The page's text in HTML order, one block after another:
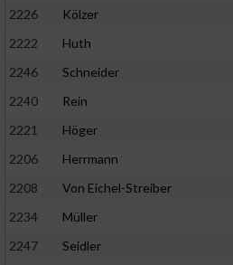
2226
Kölzer
2222
Huth
2246
Schneider
2240
Rein
2221
Höger
2206
Herrmann
2208
Von Eichel-Streiber
2234
Müller
2247
Seidler